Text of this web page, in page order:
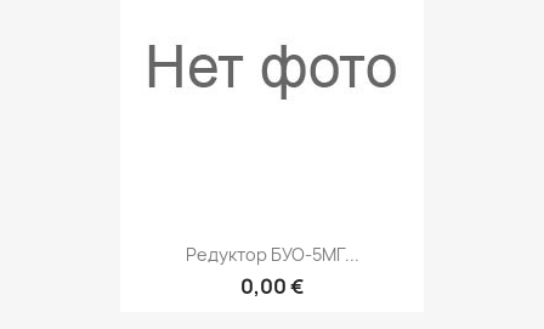
Редуктор БУО-5МГ...
0,00 €